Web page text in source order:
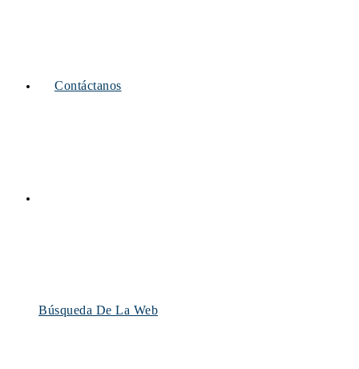
Contáctanos
Búsqueda De La Web